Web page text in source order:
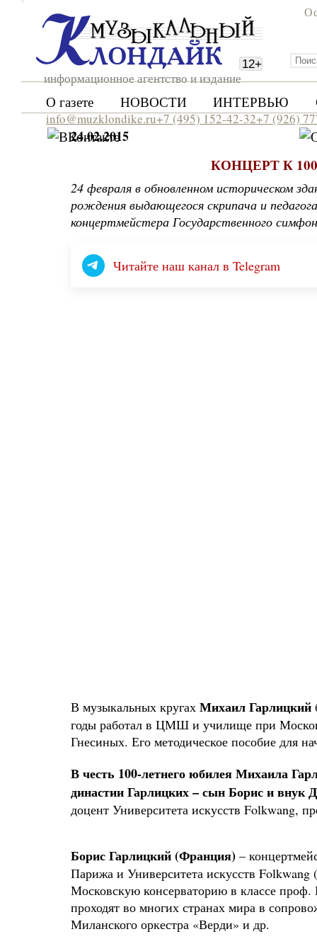
информационное агентство и издание
12+
О газете НОВОСТИ ИНТЕРВЬЮ
info@muzklondike.ru+7 (495) 152-42-32+7 (926)
24.02.2015
КОНЦЕРТ К
24 февраля в обновленном историческом
рождения выдающегося скрипача и
концертмейстера Государственного
Читайте наш канал в Telegram
В музыкальных кругах Михаил Гарлицкий
годы работал в ЦМШ и училище при
Гнесиных. Его методическое пособие для
В честь 100-летнего юбилея Михаила
династии Гарлицких – сын Борис и внук
доцент Университета искусств Folkwang,
Борис Гарлицкий (Франция) –
Парижа и Университета искусств
Московскую консерваторию в классе
проходят во многих странах мира в
Миланского оркестра «Верди» и др.